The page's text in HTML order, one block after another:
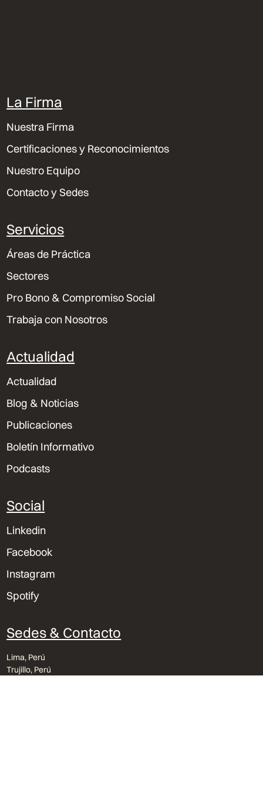
La Firma
Nuestra Firma
Certificaciones y Reconocimientos
Nuestro Equipo
Contacto y Sedes
Servicios
Áreas de Práctica
Sectores
Pro Bono & Compromiso Social
Trabaja con Nosotros
Actualidad
Actualidad
Blog & Noticias
Publicaciones
Boletín Informativo
Podcasts
Social
Linkedin
Facebook
Instagram
Spotify
Sedes & Contacto
Lima, Perú
Trujillo, Perú